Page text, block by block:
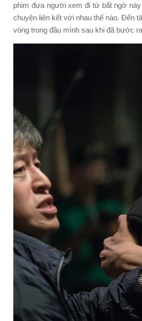
phim đưa người xem đi từ bất ngờ
chuyện liên kết với nhau thế nào. Đến
vòng trong đầu mình sau khi đã bước